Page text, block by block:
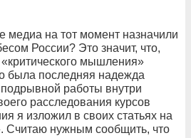
медиа на тот момент назначили
России? Это значит, что,
мышления»
была последняя надежда
работы внутри
расследования курсов
я изложил в своих статьях на
Считаю нужным сообщить, что